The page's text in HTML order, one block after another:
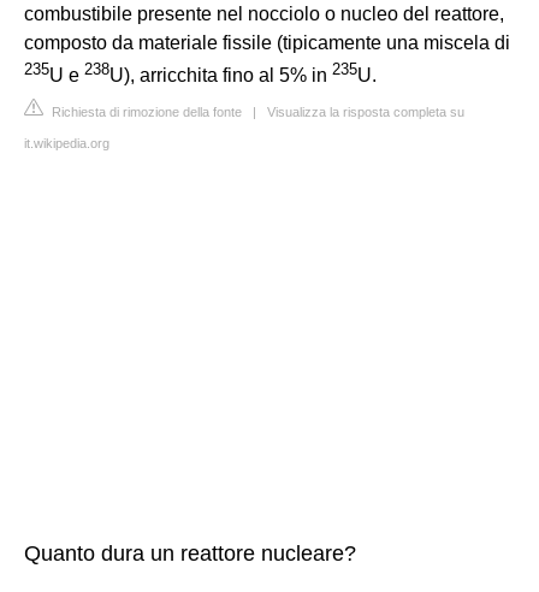
combustibile presente nel nocciolo o nucleo del reattore,
composto da materiale fissile (tipicamente una miscela di
235U e 238U), arricchita fino al 5% in 235U.
Richiesta di rimozione della fonte Visualizza la risposta completa su
it.wikipedia.org
Quanto dura un reattore nucleare?